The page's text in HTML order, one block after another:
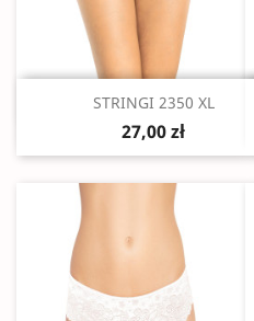
Szybki podgląd
STRINGI 2350 XL
27,00 zł